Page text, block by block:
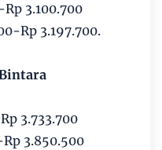
3.100.700
Rp 3.197.700.
3.733.700
3.850.500